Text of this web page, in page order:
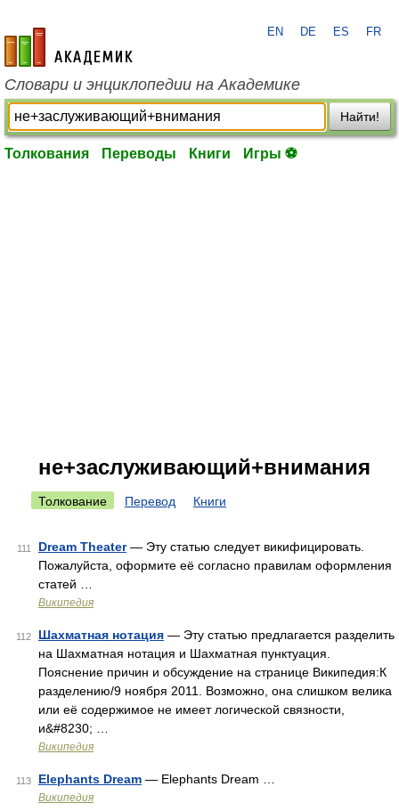
academic.ru
EN DE ES FR
Словари и энциклопедии на Академике
Найти!
Толкования Переводы Книги Игры ⚽
не+заслуживающий+внимания
Толкование Перевод Книги
111 Dream Theater— Эту статью следует викифицировать.
Пожалуйста, оформите её согласно правилам оформления
статей …
Википедия
112 Шахматная нотация — Эту статью предлагается разделить
на Шахматная нотация и Шахматная пунктуация.
Пояснение причин и обсуждение на странице Википедия:К
разделению/9 ноября 2011. Возможно, она слишком велика
или её содержимое не имеет логической связности,
и&#8230; …
Википедия
113 Elephants Dream — Elephants Dream …
Википедия